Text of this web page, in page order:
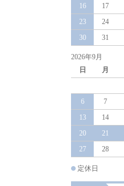
16
17
23
24
30
31
2026年9月
日
月
6
7
13
14
20
21
27
28
定休日